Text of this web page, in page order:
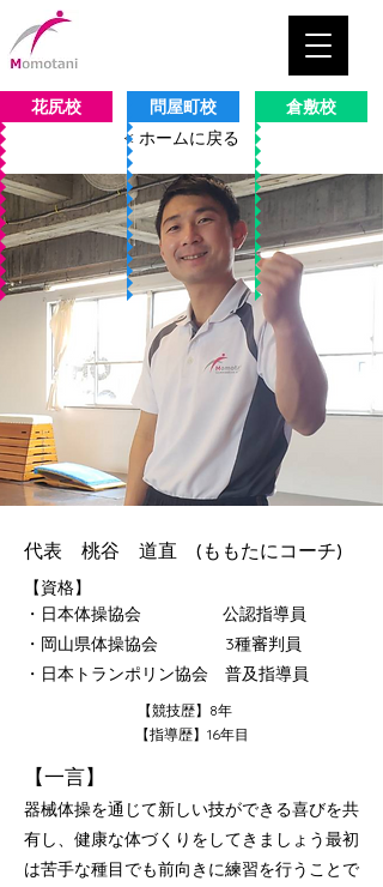
花尻校 問屋町校
倉敷校
< ホームに戻る
代表 桃谷 道直 (ももたにコーチ)
​【資格】​
・日本体操協会 公認指導員
・岡山県体操協会 3種審判員
・日本トランポリン協会 普及指導員
【競技歴】8年
【指導歴】16年目
【一言】
器械体操を通じて新しい技ができる喜びを共
有し、健康な体づくりをしてきましょう最初
は苦手な種目でも前向きに練習を行うことで